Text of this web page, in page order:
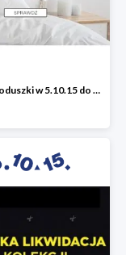
Kołdry i poduszki w 5.10.15 do -40%